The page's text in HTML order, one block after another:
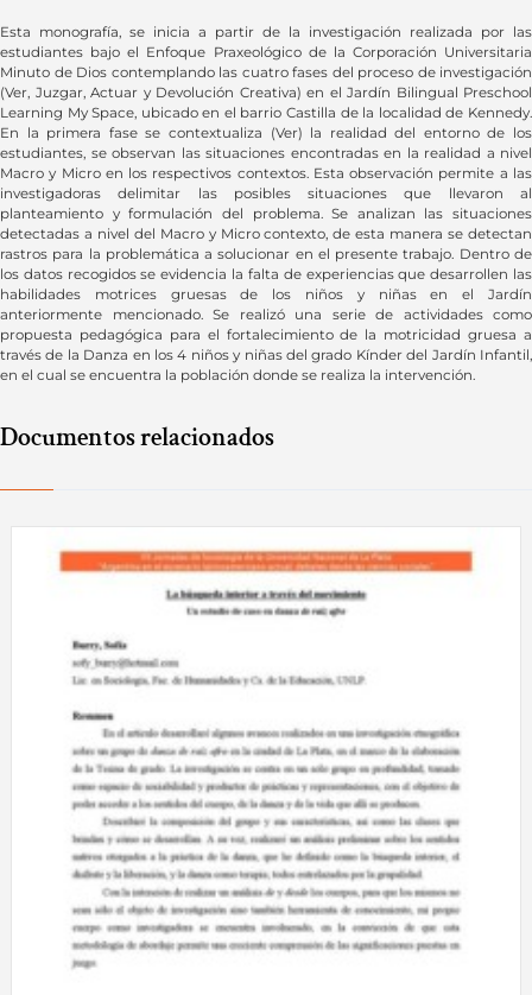
Esta monografía, se inicia a partir de la investigación realizada por las
estudiantes bajo el Enfoque Praxeológico de la Corporación Universitaria
Minuto de Dios contemplando las cuatro fases del proceso de investigación
(Ver, Juzgar, Actuar y Devolución Creativa) en el Jardín Bilingual Preschool
Learning My Space, ubicado en el barrio Castilla de la localidad de Kennedy.
En la primera fase se contextualiza (Ver) la realidad del entorno de los
estudiantes, se observan las situaciones encontradas en la realidad a nivel
Macro y Micro en los respectivos contextos. Esta observación permite a las
investigadoras delimitar las posibles situaciones que llevaron al
planteamiento y formulación del problema. Se analizan las situaciones
detectadas a nivel del Macro y Micro contexto, de esta manera se detectan
rastros para la problemática a solucionar en el presente trabajo. Dentro de
los datos recogidos se evidencia la falta de experiencias que desarrollen las
habilidades motrices gruesas de los niños y niñas en el Jardín
anteriormente mencionado. Se realizó una serie de actividades como
propuesta pedagógica para el fortalecimiento de la motricidad gruesa a
través de la Danza en los 4 niños y niñas del grado Kínder del Jardín Infantil,
en el cual se encuentra la población donde se realiza la intervención.
Documentos relacionados